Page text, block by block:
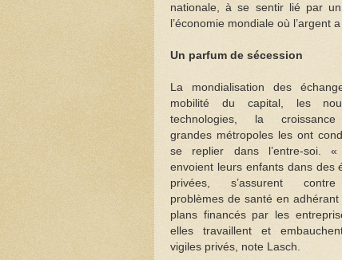
nationale, à se sentir lié par
l’économie mondiale où l’argent
Un parfum de sécession
La mondialisation des
mobilité du capital, les
technologies, la
grandes métropoles les ont
se replier dans l’entre-soi. «
envoient leurs enfants dans des
privées, s’assurent
problèmes de santé en adhérant
plans financés par les
elles travaillent et
vigiles privés, note Lasch.